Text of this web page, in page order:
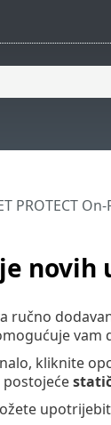
novih
PROTECT
ručno
vam
kliknite